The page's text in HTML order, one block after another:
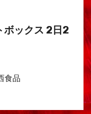
ボックス 2日2
食品